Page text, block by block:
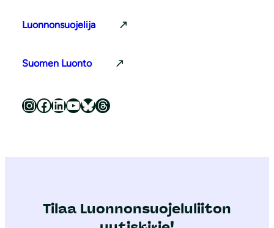
Luonnonsuojelija
Suomen Luonto
Luonnonsuojeluliitto Instagramissa Luonnonsuojeluliitto Facebookissa Luonnonsuojeluliitto LinkedInissä Luonnonsuojeluliiton YouTube-kanava Luonnonsuojeluliitto Blueskyssa Luonnonsuojeluliitto Threadsissa
Tilaa Luonnonsuojeluliiton